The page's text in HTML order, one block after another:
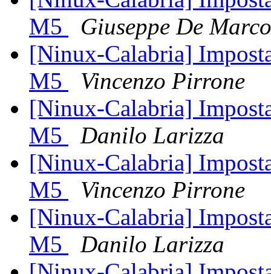
M5
Giuseppe De Marco
[Ninux-Calabria]
M5
Vincenzo Pirrone
[Ninux-Calabria]
M5
Danilo Larizza
[Ninux-Calabria]
M5
Vincenzo Pirrone
[Ninux-Calabria]
M5
Danilo Larizza